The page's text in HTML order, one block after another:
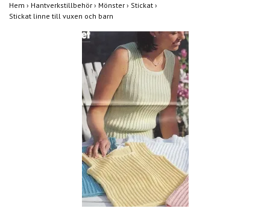
Hem › Hantverkstillbehör › Mönster › Stickat ›
Stickat linne till vuxen och barn